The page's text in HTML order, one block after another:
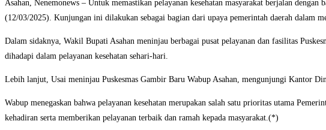
Asahan, Nenemonews – Untuk memastikan pelayanan kesehatan masyarakat berjalan
(12/03/2025). Kunjungan ini dilakukan sebagai bagian dari upaya pemerintah daerah dalam
Dalam sidaknya, Wakil Bupati Asahan meninjau berbagai pusat pelayanan dan fasilitas
dihadapi dalam pelayanan kesehatan sehari-hari.
Lebih lanjut, Usai meninjau Puskesmas Gambir Baru Wabup Asahan, mengunjungi Kantor
Wabup menegaskan bahwa pelayanan kesehatan merupakan salah satu prioritas utama
kehadiran serta memberikan pelayanan terbaik dan ramah kepada masyarakat.(*)